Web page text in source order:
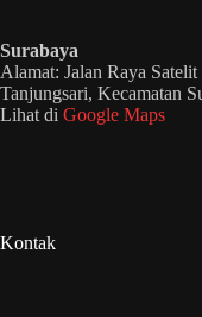
Surabaya
Alamat: Jalan Raya
Tanjungsari, Kecamatan
Lihat di Google Maps
Kontak